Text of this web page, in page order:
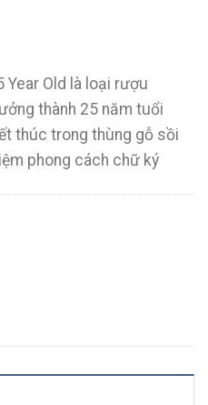
Year Old là loại rượu
thành 25 năm tuổi
thúc trong thùng gỗ sồi
phong cách chữ ký